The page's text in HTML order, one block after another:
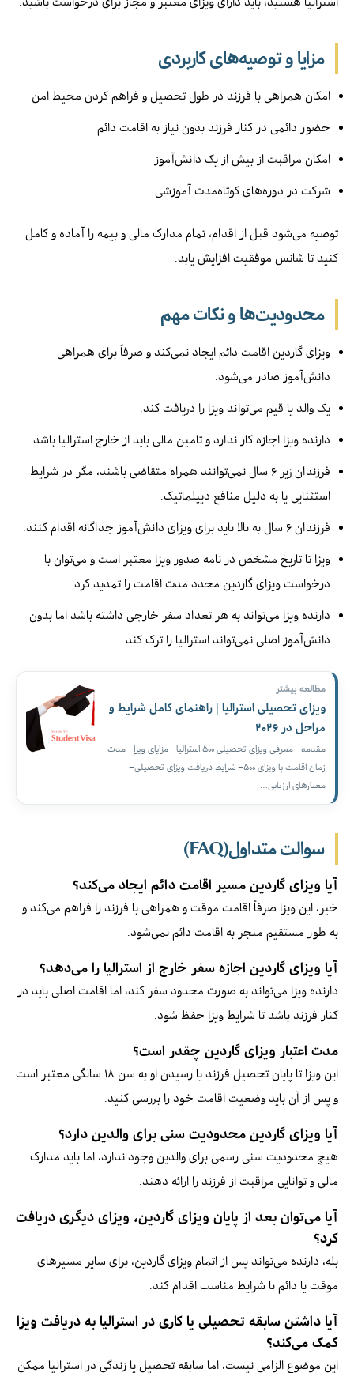
مزایا و توصیه‌های کاربردی
امکان همراهی با فرزند در طول تحصیل و فراهم کردن محیط امن
حضور دائمی در کنار فرزند بدون نیاز به اقامت دائم
امکان مراقبت از بیش از یک دانش‌آموز
شرکت در دوره‌های کوتاه‌مدت آموزشی
توصیه می‌شود قبل از اقدام، تمام مدارک مالی و بیمه را آماده و کامل
کنید تا شانس موفقیت افزایش یابد.
محدودیت‌ها و نکات مهم
ویزای گاردین اقامت دائم ایجاد نمی‌کند و صرفاً برای همراهی
دانش‌آموز صادر می‌شود.
یک والد یا قیم می‌تواند ویزا را دریافت کند.
دارنده ویزا اجازه کار ندارد و تامین مالی باید از خارج استرالیا باشد.
فرزندان زیر ۶ سال نمی‌توانند همراه متقاضی باشند، مگر در شرایط
استثنایی یا به دلیل منافع دیپلماتیک.
فرزندان ۶ سال به بالا باید برای ویزای دانش‌آموز جداگانه اقدام کنند.
ویزا تا تاریخ مشخص در نامه صدور ویزا معتبر است و می‌توان با
درخواست ویزای گاردین مجدد مدت اقامت را تمدید کرد.
دارنده ویزا می‌تواند به هر تعداد سفر خارجی داشته باشد اما بدون
دانش‌آموز اصلی نمی‌تواند استرالیا را ترک کند.
مطالعه بیشتر
ویزای تحصیلی استرالیا | راهنمای کامل شرایط و
مراحل در ۲۰۲۶
مقدمه– معرفی ویزای تحصیلی ۵۰۰ استرالیا– مزایای ویزا– مدت
زمان اقامت با ویزای ۵۰۰– شرایط دریافت ویزای تحصیلی–
معیارهای ارزیابی…
سوالت متداول(FAQ)
آیا ویزای گاردین مسیر اقامت دائم ایجاد می‌کند؟
خیر، این ویزا صرفاً اقامت موقت و همراهی با فرزند را فراهم می‌کند و
به طور مستقیم منجر به اقامت دائم نمی‌شود.
آیا ویزای گاردین اجازه سفر خارج از استرالیا را می‌دهد؟
دارنده ویزا می‌تواند به صورت محدود سفر کند، اما اقامت اصلی باید در
کنار فرزند باشد تا شرایط ویزا حفظ شود.
مدت اعتبار ویزای گاردین چقدر است؟
این ویزا تا پایان تحصیل فرزند یا رسیدن او به سن ۱۸ سالگی معتبر است
و پس از آن باید وضعیت اقامت خود را بررسی کنید.
آیا ویزای گاردین محدودیت سنی برای والدین دارد؟
هیچ محدودیت سنی رسمی برای والدین وجود ندارد، اما باید مدارک
مالی و توانایی مراقبت از فرزند را ارائه دهند.
آیا می‌توان بعد از پایان ویزای گاردین، ویزای دیگری دریافت
کرد؟
بله، دارنده می‌تواند پس از اتمام ویزای گاردین، برای سایر مسیرهای
موقت یا دائم با شرایط مناسب اقدام کند.
آیا داشتن سابقه تحصیلی یا کاری در استرالیا به دریافت ویزا
کمک می‌کند؟
این موضوع الزامی نیست، اما سابقه تحصیل یا زندگی در استرالیا ممکن